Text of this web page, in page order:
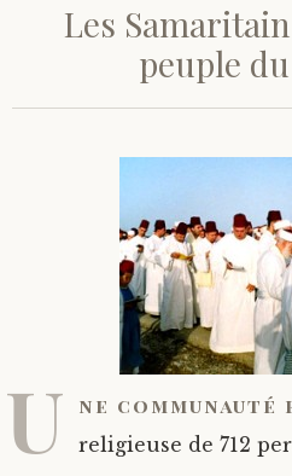
Les
peuple
U ne
religieuse de 712